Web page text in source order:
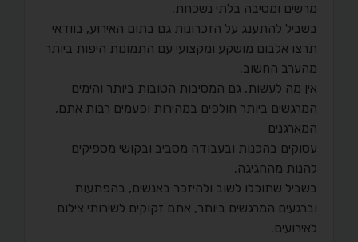
מרשים ומסיבה בלתי נשכחת.
בשביל להתענג על הזכרונות גם בתום האירוע, בוודאי
תרצו אלבום מושקע ומקצועי עם התמונות היפות ביותר
מהערב החשוב.
אין מה לעשות, גם המסיבות הטובות ביותר והימים
המרגשים ביותר חולפים במהירות ופעמים רבות אתם,
המארגנים
עסוקים בהכנות ובעבודה מסביב ובקושי מספיקים
להנות מהחגיגה.
בשביל שתוכלו לשוב ולהיזכר באנשים, בהפתעות
וברגעים המרגשים ביותר, אתם זקוקים לשירותי צילום
לאירועים.